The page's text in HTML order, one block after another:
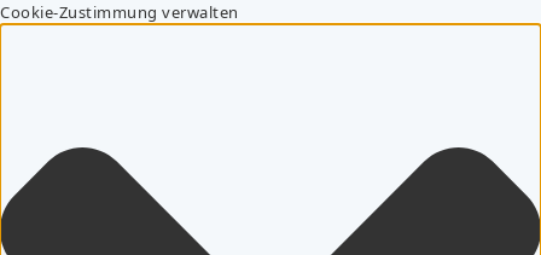
Cookie-Zustimmung verwalten